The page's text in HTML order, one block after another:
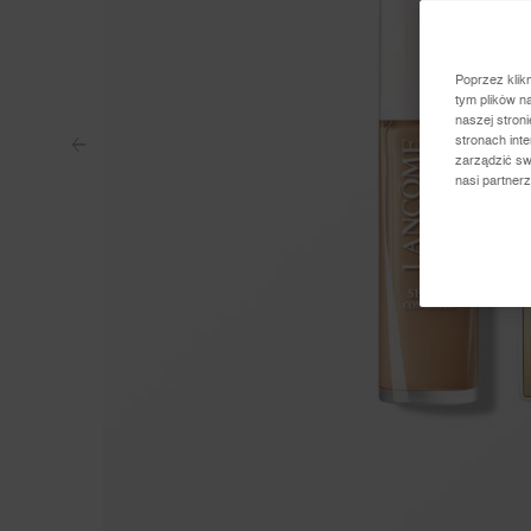
Poprzez
tym plików
naszej
stronach
zarządzić
nasi